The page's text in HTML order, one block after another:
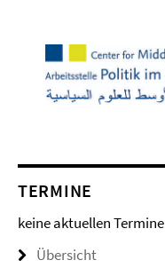
TERMINE
keine aktuellen Termine
Übersicht